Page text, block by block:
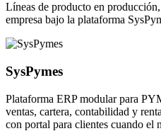
Líneas de producto en
empresa bajo la plataforma
SysPymes
Plataforma ERP modular para
ventas, cartera, contabilidad y
con portal para clientes cuando el